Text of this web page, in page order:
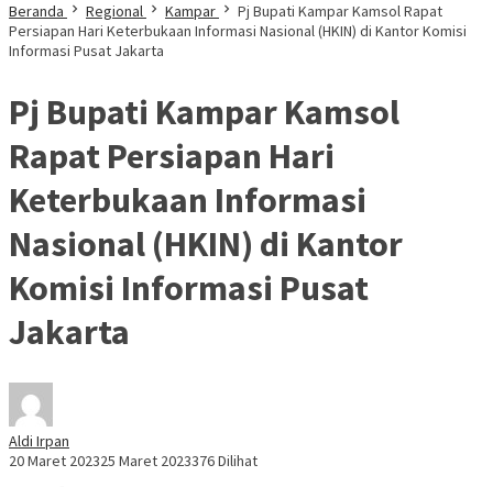
Beranda Regional Kampar
Pj Bupati Kampar Kamsol Rapat
Persiapan Hari Keterbukaan Informasi Nasional (HKIN) di Kantor Komisi
Informasi Pusat Jakarta
Pj Bupati Kampar Kamsol
Rapat Persiapan Hari
Keterbukaan Informasi
Nasional (HKIN) di Kantor
Komisi Informasi Pusat
Jakarta
Aldi Irpan
20 Maret 202325 Maret 2023376 Dilihat